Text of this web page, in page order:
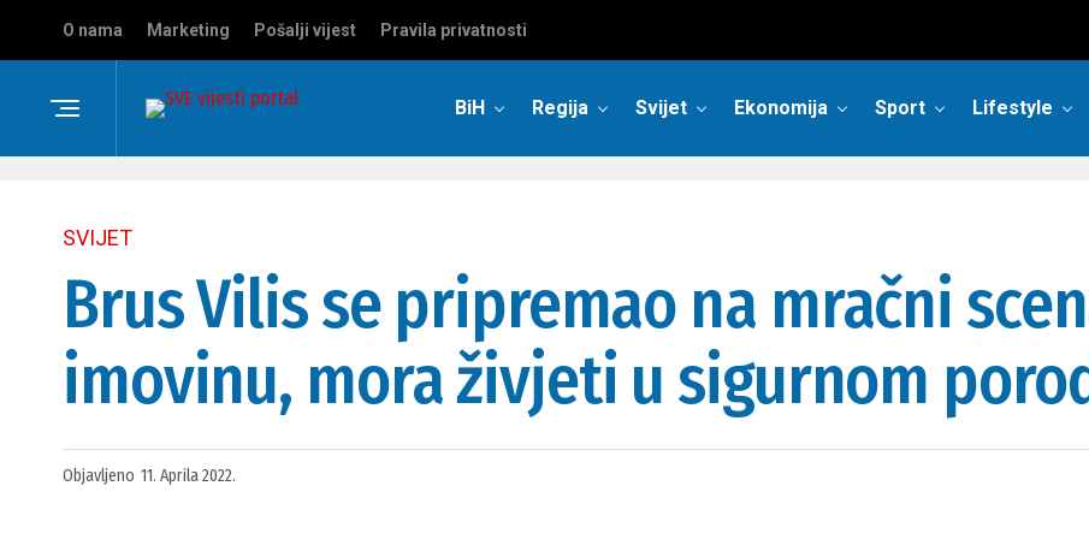
O nama Marketing Pošalji vijest Pravila privatnosti
BiH Regija Svijet Ekonomija Sport Lifestyle
SVIJET
Brus Vilis se pripremao na mračni
imovinu, mora živjeti u sigurnom
Objavljeno 11. Aprila 2022.